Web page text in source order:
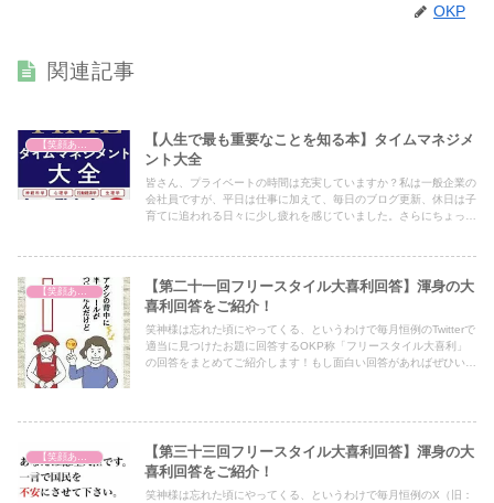
OKP
関連記事
【笑顔あふれる世の中を祈って】
【人生で最も重要なことを知る本】タイムマネジメ
ント大全
皆さん、プライベートの時間は充実していますか？私は一般企業の
会社員ですが、平日は仕事に加えて、毎日のブログ更新、休日は子
育てに追われる日々に少し疲れを感じていました。さらにちょっと
た。今回はその時間管理のバイブルのような本をご紹介します。
【笑顔あふれる世の中を祈って】
【第二十一回フリースタイル大喜利回答】渾身の大
喜利回答をご紹介！
笑神様は忘れた頃にやってくる、というわけで毎月恒例のTwitterで
適当に見つけたお題に回答するOKP称「フリースタイル大喜利」
の回答をまとめてご紹介します！もし面白い回答があればぜひいい
【第三十三回フリースタイル大喜利回答】渾身の大
喜利回答をご紹介！
笑神様は忘れた頃にやってくる、というわけで毎月恒例のX（旧：